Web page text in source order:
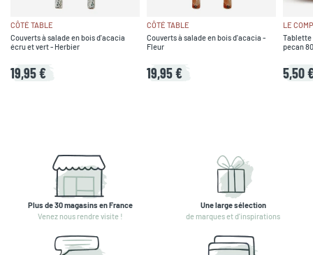
CÔTÉ TABLE
Couverts à salade en bois d'acacia
écru et vert - Herbier
19,95 €
CÔTÉ TABLE
Couverts à salade en bois d'acacia -
Fleur
19,95 €
LE
Tablette
pecan
5,50
Plus de 30 magasins en France
Venez nous rendre visite !
Une large sélection
de marques et d'inspirations